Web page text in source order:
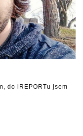
do iREPORTu jsem